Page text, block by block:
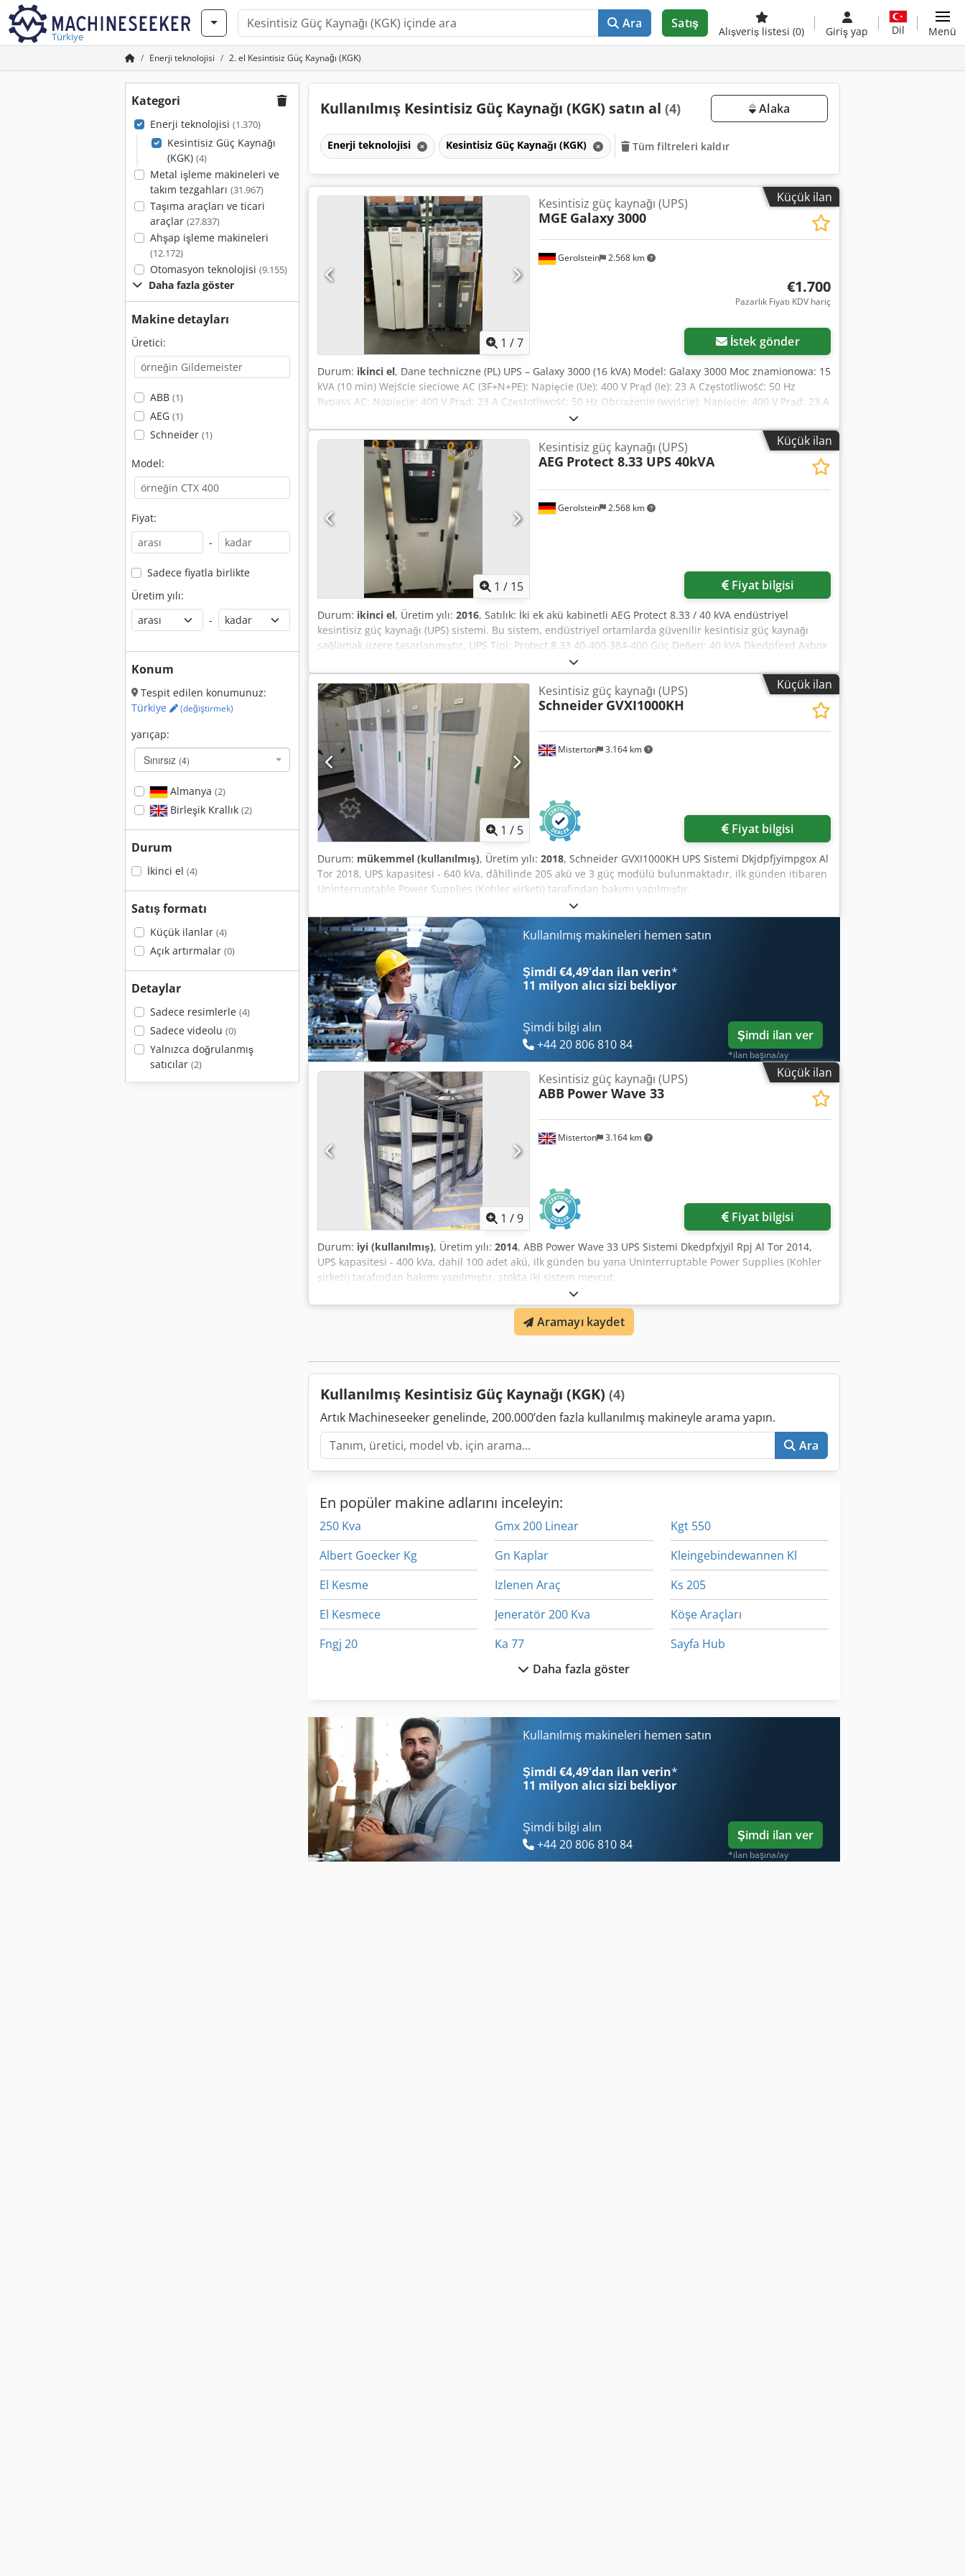
Türkiye
Ara Satış
Alışveriş listesi (0) Giriş yap Dil Menü
Enerji teknolojisi 2. el Kesintisiz Güç Kaynağı (KGK)
Kategori
Enerji teknolojisi (1.370)
Kesintisiz Güç Kaynağı
(KGK) (4)
Metal işleme makineleri ve
takım tezgahları (31.967)
Taşıma araçları ve ticari
araçlar (27.837)
Ahşap işleme makineleri
(12.172)
Otomasyon teknolojisi (9.155)
Daha fazla göster
Makine detayları
Üretici:
ABB (1)
AEG (1)
Schneider (1)
Model:
Fiyat:
-
Sadece fiyatla birlikte
Üretim yılı:
-
Konum
Tespit edilen konumunuz:
Türkiye
(değiştirmek)
yarıçap:
Sınırsız (4)
Almanya (2)
Birleşik Krallık (2)
Durum
İkinci el (4)
Satış formatı
Küçük ilanlar (4)
Açık artırmalar (0)
Detaylar
Sadece resimlerle (4)
Sadece videolu (0)
Yalnızca doğrulanmış
satıcılar (2)
Kullanılmış Kesintisiz Güç Kaynağı (KGK) satın al (4) Alaka
Enerji teknolojisi Kesintisiz Güç Kaynağı (KGK) Tüm filtreleri kaldır
Küçük ilan
1 /7
Gerolstein 2.568 km
Kesintisiz güç kaynağı (UPS)
MGE Galaxy 3000
€1.700
Pazarlık Fiyatı KDV hariç
İstek gönder
Durum: ikinci el, Dane techniczne (PL) UPS – Galaxy 3000 (16 kVA) Model: Galaxy 3000 Moc znamionowa: 15
kVA (10 min) Wejście sieciowe AC (3F+N+PE): Napięcie (Ue): 400 V Prąd (Ie): 23 A Częstotliwość: 50 Hz
Bypass AC: Napięcie: 400 V Prąd: 23 A Częstotliwość: 50 Hz Obciążenie (wyjście): Napięcie: 400 V Prąd: 23 A
Częstotliwość: 50 Hz Moc: 15 kVA / 12 kW Typ baterii: SP312/7 – SW201 Dedpfxexy I Ims Al Tekr Zestawy
baterii: 3×24 Napięcie baterii: 324 V DC C10 (Ah): 5 Autonomia: 10 min Waga netto UPS: 384 kg Numer
katalogowy: 6103004300 Kraj pochodzenia: Francja Certyfikat procesu ISO9001 Zewnętrzna szafa bateryjna
– Galaxy 3000 (10/15 kVA) Typ: S312/25 – NPL24-12I Liczba akumulatorów: 27 Napięcie baterii: 364 V DC
Pojemność akumulatora: 22 Ah Waga netto: 449 kg Numer katalogowy: 6103060500 Kraj pochodzenia:
Francja Projektowana i produkowana zgodnie z procesem ISO9001 Oznaczenie urządzenia: „Bateria
zewnętrzna 10/15 kVA”
Küçük ilan
1 / 15
Gerolstein 2.568 km
Kesintisiz güç kaynağı (UPS)
AEG Protect 8.33 UPS 40kVA
Fiyat bilgisi
Durum: ikinci el, Üretim yılı: 2016, Satılık: İki ek akü kabinetli AEG Protect 8.33 / 40 kVA endüstriyel
kesintisiz güç kaynağı (UPS) sistemi. Bu sistem, endüstriyel ortamlarda güvenilir kesintisiz güç kaynağı
sağlamak üzere tasarlanmıştır. UPS Tipi: Protect 8.33 40-400-384-400 Güç Değeri: 40 kVA Dkedpfexd Axbox
Al Tjr Giriş: 3 fazlı, 45–66 Hz, 3x400 V, 66 A Çıkış: 3 fazlı, 50 Hz, 3x400 V, 58 A Güç faktörü: cos φ 0.8 Kısa
süreli dayanma akımı: 10 kA (1 saniye) Yıl: 2016
Küçük ilan
1 / 5
Misterton 3.164 km
Kesintisiz güç kaynağı (UPS)
Schneider GVXI1000KH
Fiyat bilgisi
Durum: mükemmel (kullanılmış), Üretim yılı: 2018, Schneider GVXI1000KH UPS Sistemi Dkjdpfjyimpgox Al
Tor 2018, UPS kapasitesi - 640 kVa, dâhilinde 205 akü ve 3 güç modülü bulunmaktadır, ilk günden itibaren
Uninterruptable Power Supplies (Kohler şirketi) tarafından bakımı yapılmıştır.
Kullanılmış makineleri hemen satın
Şimdi €4,49'dan ilan verin*
11 milyon alıcı sizi bekliyor
Şimdi bilgi alın
+44 20 806 810 84
Şimdi ilan ver
*ilan başına/ay
Küçük ilan
1 /9
Misterton 3.164 km
Kesintisiz güç kaynağı (UPS)
ABB Power Wave 33
Fiyat bilgisi
Durum: iyi (kullanılmış), Üretim yılı: 2014, ABB Power Wave 33 UPS Sistemi Dkedpfxjyil Rpj Al Tor 2014,
UPS kapasitesi - 400 kVa, dahil 100 adet akü, ilk günden bu yana Uninterruptable Power Supplies (Kohler
şirketi) tarafından bakımı yapılmıştır, stokta iki sistem mevcut.
Aramayı kaydet
Kullanılmış Kesintisiz Güç Kaynağı (KGK) (4)
Artık Machineseeker genelinde, 200.000’den fazla kullanılmış makineyle arama yapın.
Ara
En popüler makine adlarını inceleyin:
250 Kva
Albert Goecker Kg
El Kesme
El Kesmece
Fngj 20
Gerilimi Yük
Gkt 60
Gmx 200 Linear
Gn Kaplar
Izlenen Araç
Jeneratör 200 Kva
Ka 77
Kemer Germe Kol
Kgs E 1670 S Signal
Kgt 550
Kleingebindewannen Kl
Ks 205
Köşe Araçları
Sayfa Hub
Daha fazla göster
Kullanılmış makineleri hemen satın
Şimdi €4,49'dan ilan verin*
11 milyon alıcı sizi bekliyor
Şimdi bilgi alın
+44 20 806 810 84
Şimdi ilan ver
*ilan başına/ay